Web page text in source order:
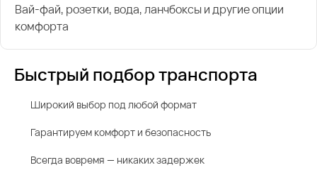
Вай-фай, розетки, вода, ланчбоксы и другие опции
комфорта
Быстрый подбор транспорта
Широкий выбор под любой формат
Гарантируем комфорт и безопасность
Всегда вовремя — никаких задержек